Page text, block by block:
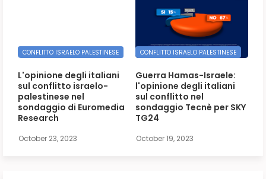
CONFLITTO ISRAELO PALESTINESE
L'opinione degli italiani
sul conflitto israelo-
palestinese nel
sondaggio di Euromedia
Research
October 23, 2023
CONFLITTO ISRAELO PALESTINESE
Guerra Hamas-Israele:
l'opinione degli italiani
sul conflitto nel
sondaggio Tecnè per SKY
TG24
October 19, 2023